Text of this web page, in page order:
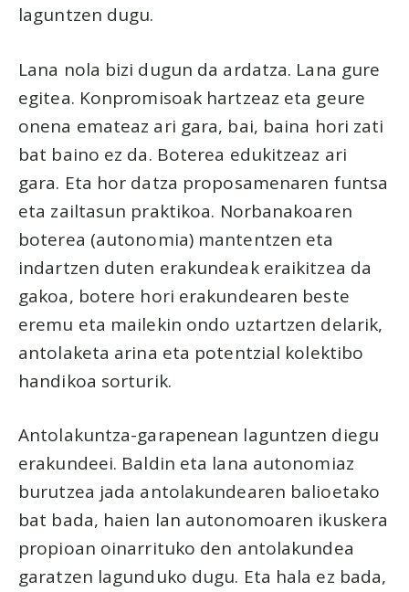
laguntzen dugu.
Lana nola bizi dugun da ardatza. Lana gure
egitea. Konpromisoak hartzeaz eta geure
onena emateaz ari gara, bai, baina hori zati
bat baino ez da. Boterea edukitzeaz ari
gara. Eta hor datza proposamenaren funtsa
eta zailtasun praktikoa. Norbanakoaren
boterea (autonomia) mantentzen eta
indartzen duten erakundeak eraikitzea da
gakoa, botere hori erakundearen beste
eremu eta mailekin ondo uztartzen delarik,
antolaketa arina eta potentzial kolektibo
handikoa sorturik.
Antolakuntza-garapenean laguntzen diegu
erakundeei. Baldin eta lana autonomiaz
burutzea jada antolakundearen balioetako
bat bada, haien lan autonomoaren ikuskera
propioan oinarrituko den antolakundea
garatzen lagunduko dugu. Eta hala ez bada,